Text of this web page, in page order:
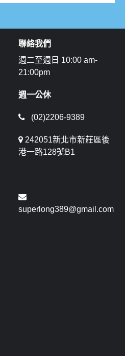
聯絡我們
週二至週日 10:00 am-
21:00pm
週一公休
(02)2206-9389
242051新北市新莊區後
港一路128號B1
superlong389@gmail.com